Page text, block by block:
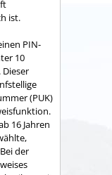
ist.
PIN-
10
Dieser
(PUK)
16 Jahren
Bei der